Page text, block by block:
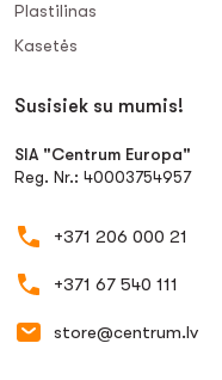
Plastilinas
Kasetės
Susisiek su mumis!
SIA "Centrum Europa"
Reg. Nr.: 40003754957
+371 206 000 21
+371 67 540 111
store@centrum.lv